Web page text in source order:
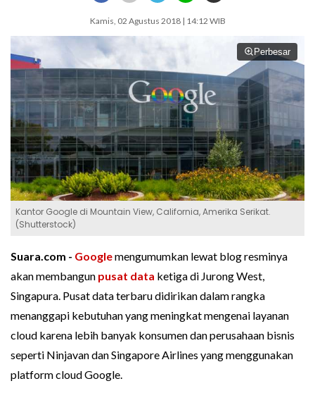
Kamis, 02 Agustus 2018 | 14:12 WIB
Perbesar
Kantor Google di Mountain View, California, Amerika Serikat.
(Shutterstock)
Suara.com - Googlemengumumkan lewat blog resminya
akan membangun pusat data ketiga di Jurong West,
Singapura. Pusat data terbaru didirikan dalam rangka
menanggapi kebutuhan yang meningkat mengenai layanan
cloud karena lebih banyak konsumen dan perusahaan bisnis
seperti Ninjavan dan Singapore Airlines yang menggunakan
platform cloud Google.